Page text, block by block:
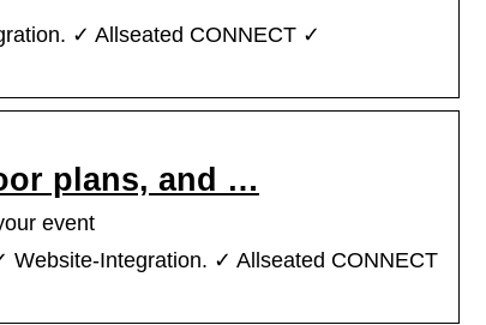
✓ Allseated CONNECT ✓
plans, and …
event
Integration. ✓ Allseated CONNECT